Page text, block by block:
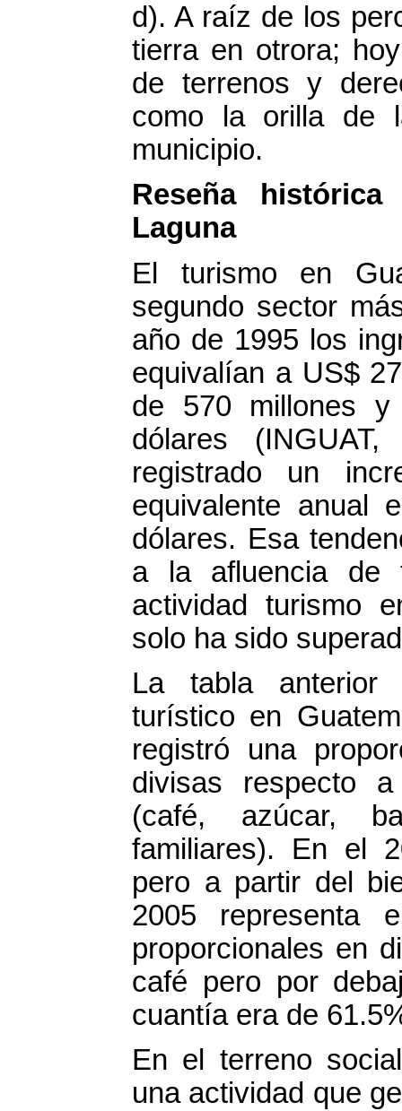
d). A raíz de los
tierra en otrora;
de terrenos y
como la orilla de
municipio.
Reseña
Laguna
El turismo en
segundo sector
año de 1995 los
equivalían a US$
de 570 millones
dólares
registrado un
equivalente anual
dólares. Esa
a la afluencia de
actividad turismo
solo ha sido
La tabla anterior
turístico en
registró una
divisas respecto
(café, azúcar,
familiares). En el
pero a partir del
2005 representa
proporcionales en
café pero por
cuantía era de
En el terreno
una actividad que